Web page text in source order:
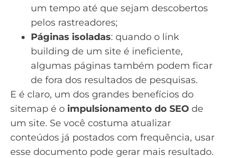
um tempo até que sejam descobertos
pelos rastreadores;
Páginas isoladas: quando o link
building de um site é ineficiente,
algumas páginas também podem ficar
de fora dos resultados de pesquisas.
E é claro, um dos grandes benefícios do
sitemap é o impulsionamento do SEO de
um site. Se você costuma atualizar
conteúdos já postados com frequência, usar
esse documento pode gerar mais resultado.